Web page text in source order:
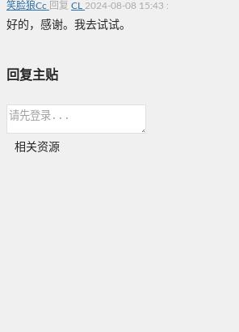
笑脸狼Cc 回复 CL 2024-08-08 15:43 :
好的，感谢。我去试试。
回复主贴
相关资源